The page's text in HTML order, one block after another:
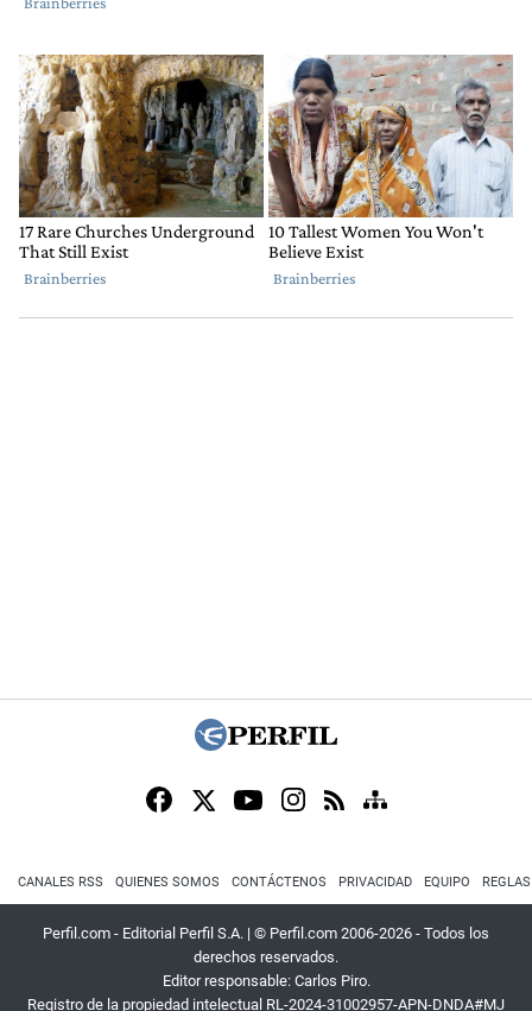
CANALES RSS QUIENES SOMOS CONTÁCTENOS PRIVACIDAD EQUIPO
Perfil.com - Editorial Perfil S.A. | © Perfil.com 2006-2026 - Todos los
derechos reservados.
Editor responsable: Carlos Piro.
Registro de la propiedad intelectual RL-2024-31002957-APN-DNDA#MJ